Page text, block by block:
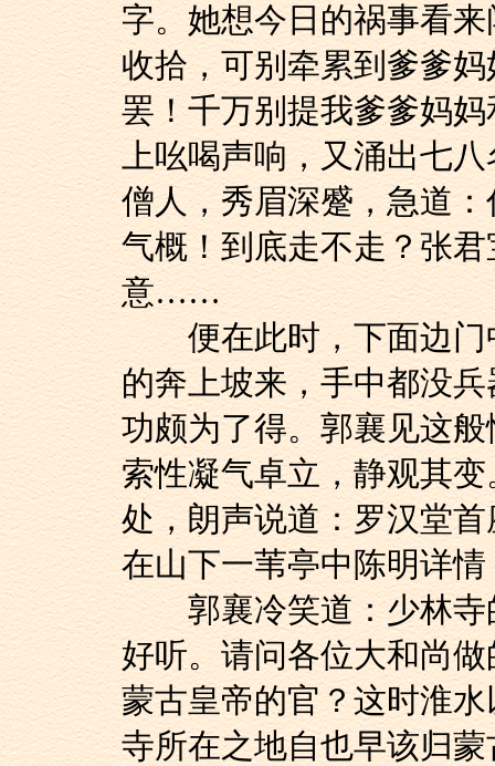
字。她想今日的祸事看
收拾，可别牵累到爹爹
罢！千万别提我爹爹妈
上吆喝声响，又涌出七
僧人，秀眉深蹙，急道
气概！到底走不走？张
意……
便在此时，下面边门
的奔上坡来，手中都没
功颇为了得。郭襄见这
索性凝气卓立，静观其
处，朗声说道：罗汉堂
在山下一苇亭中陈明详
郭襄冷笑道：少林寺
好听。请问各位大和尚
蒙古皇帝的官？这时淮
寺所在之地自也早该归